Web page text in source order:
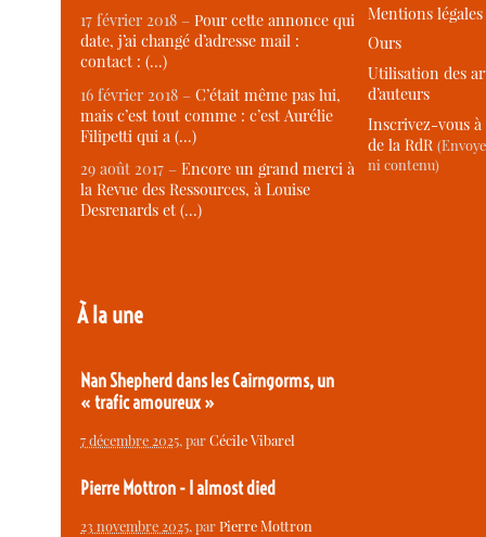
17 février 2018 –Pour cette annonce qui
date, j’ai changé d’adresse mail :
contact : (…)
16 février 2018 –C’était même pas lui,
mais c’est tout comme : c’est Aurélie
Filipetti qui a (…)
29 août 2017 –Encore un grand merci à
la Revue des Ressources, à Louise
Desrenards et (…)
À la une
Nan Shepherd dans les Cairngorms, un
« trafic amoureux »
7 décembre 2025, parCécile Vibarel
Pierre Mottron - I almost died
23 novembre 2025, parPierre Mottron
Mentions légales
Ours
Utilisation des
d’auteurs
Inscrivez-vous
de la RdR
ni contenu)